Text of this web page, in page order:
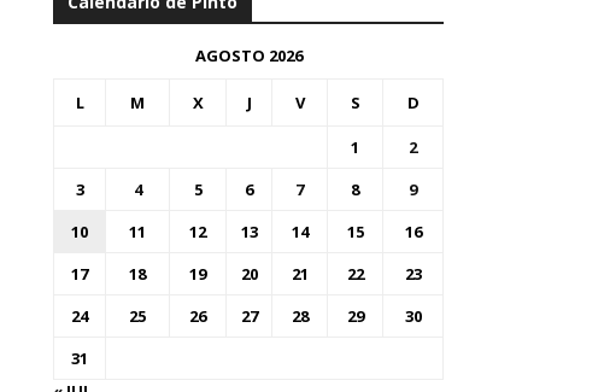
AGOSTO 2026
L M X J V S D
1
2
3
4 5 6 7 8
9
10
11 12 13 14 15
16
17
18 19 20 21 22
23
24
25 26 27 28 29
30
31